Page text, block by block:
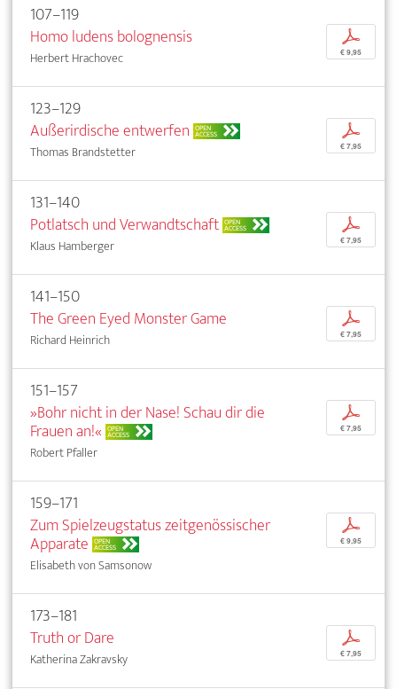
107–119
Homo ludens bolognensis
Herbert Hrachovec
p
€ 9,95
123–129
Außerirdische entwerfen OPEN
ACCESS
Thomas Brandstetter
p
€ 7,95
131–140
Potlatsch und Verwandtschaft OPEN
ACCESS
Klaus Hamberger
p
€ 7,95
141–150
The Green Eyed Monster Game
Richard Heinrich
p
€ 7,95
151–157
»Bohr nicht in der Nase! Schau dir die
Frauen an!« OPEN
ACCESS
Robert Pfaller
p
€ 7,95
159–171
Zum Spielzeugstatus zeitgenössischer
Apparate OPEN
ACCESS
Elisabeth von Samsonow
p
€ 9,95
173–181
Truth or Dare
Katherina Zakravsky
p
€ 7,95